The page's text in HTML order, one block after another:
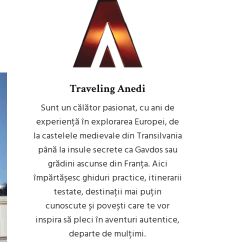
Traveling Anedi
Sunt un călător pasionat, cu ani de
experiență în explorarea Europei, de
la castelele medievale din Transilvania
până la insule secrete ca Gavdos sau
grădini ascunse din Franța. Aici
împărtășesc ghiduri practice, itinerarii
testate, destinații mai puțin
cunoscute și povești care te vor
inspira să pleci în aventuri autentice,
departe de mulțimi.